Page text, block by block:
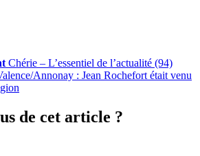
Chérie – L’essentiel de l’actualité (94)
Annonay : Jean Rochefort était venu
de cet article ?